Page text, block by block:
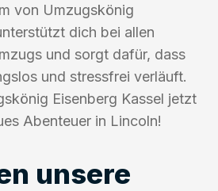
von Umzugskönig
dich bei allen
und sorgt dafür, dass
und stressfrei verläuft.
Eisenberg Kassel jetzt
Abenteuer in Lincoln!
unsere